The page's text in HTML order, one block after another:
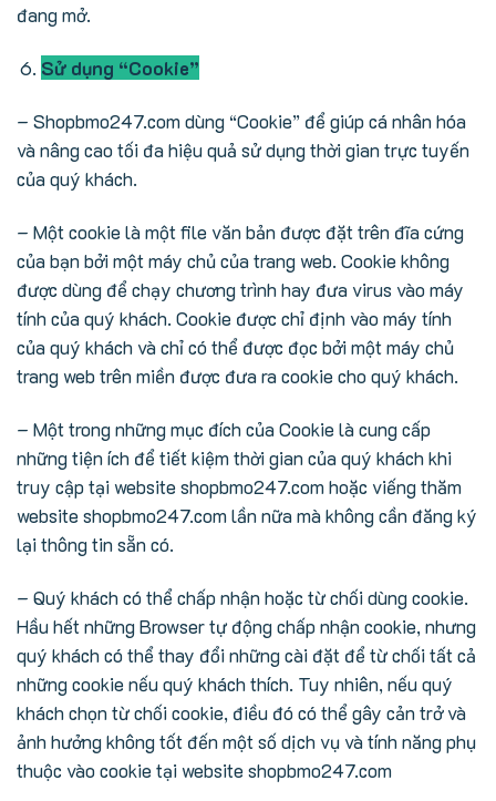
đang mở.
Sử dụng “Cookie”
– Shopbmo247.com dùng “Cookie” để giúp cá nhân hóa
và nâng cao tối đa hiệu quả sử dụng thời gian trực tuyến
của quý khách.
– Một cookie là một file văn bản được đặt trên đĩa cứng
của bạn bởi một máy chủ của trang web. Cookie không
được dùng để chạy chương trình hay đưa virus vào máy
tính của quý khách. Cookie được chỉ định vào máy tính
của quý khách và chỉ có thể được đọc bởi một máy chủ
trang web trên miền được đưa ra cookie cho quý khách.
– Một trong những mục đích của Cookie là cung cấp
những tiện ích để tiết kiệm thời gian của quý khách khi
truy cập tại website shopbmo247.com hoặc viếng thăm
website shopbmo247.com lần nữa mà không cần đăng ký
lại thông tin sẵn có.
– Quý khách có thể chấp nhận hoặc từ chối dùng cookie.
Hầu hết những Browser tự động chấp nhận cookie, nhưng
quý khách có thể thay đổi những cài đặt để từ chối tất cả
những cookie nếu quý khách thích. Tuy nhiên, nếu quý
khách chọn từ chối cookie, điều đó có thể gây cản trở và
ảnh hưởng không tốt đến một số dịch vụ và tính năng phụ
thuộc vào cookie tại website shopbmo247.com